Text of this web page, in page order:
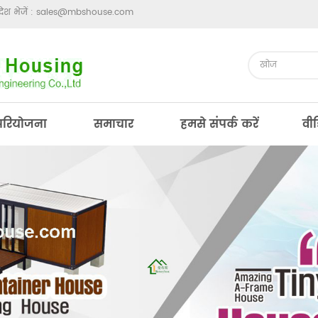
भेजें : sales@mbshouse.com
समाचार हमसे संपर्क करें